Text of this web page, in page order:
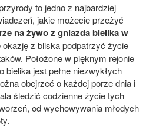
to jedno z najbardziej
jakie możecie przeżyć
na żywo z gniazda bielika w
okazję z bliska podpatrzyć życie
Położone w pięknym rejonie
bielika jest pełne niezwykłych
obejrzeć o każdej porze dnia i
śledzić codzienne życie tych
od wychowywania młodych